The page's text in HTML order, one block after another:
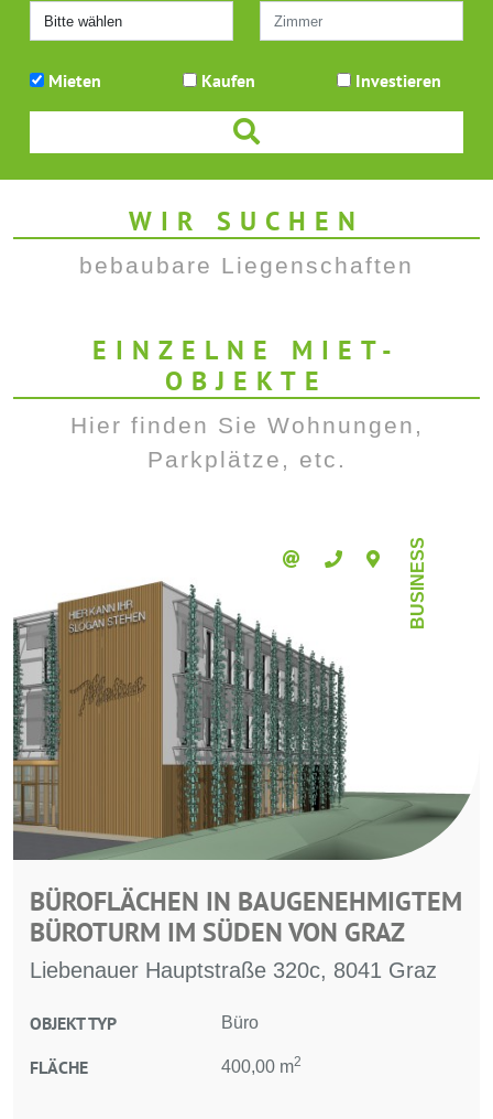
Mieten Kaufen Investieren
WIR SUCHEN
bebaubare Liegenschaften
EINZELNE MIET-
OBJEKTE
Hier finden Sie Wohnungen,
Parkplätze, etc.
BUSINESS
BÜROFLÄCHEN IN BAUGENEHMIGTEM
BÜROTURM IM SÜDEN VON GRAZ
Liebenauer Hauptstraße 320c, 8041 Graz
OBJEKT TYP Büro
FLÄCHE 400,00 m2